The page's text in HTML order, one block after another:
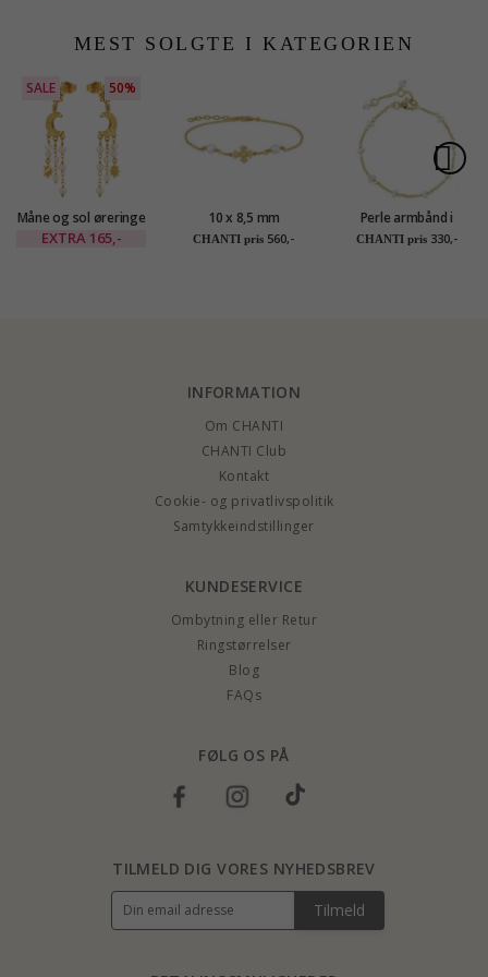
MEST SOLGTE I KATEGORIEN
SALE 50%
Måne og sol øreringe
i forgyldt messing -
EXTRA 165,-
10 x 8,5 mm
dagmarkors perle
CHANTI pris 560,-
Perle armbånd i
forgyldt sølv
CHANTI pris 330,-
INFORMATION
Om CHANTI
CHANTI Club
Kontakt
Cookie- og privatlivspolitik
Samtykkeindstillinger
KUNDESERVICE
Ombytning eller Retur
Ringstørrelser
Blog
FAQs
FØLG OS PÅ
TILMELD DIG VORES NYHEDSBREV
Tilmeld